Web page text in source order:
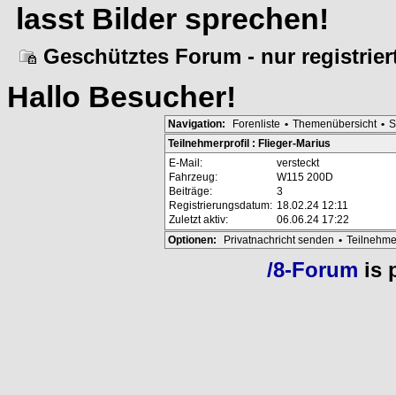
lasst Bilder sprechen!
Geschütztes Forum - nur
Hallo Besucher!
Navigation: Forenliste • Themenübersicht •
Teilnehmerprofil : Flieger-Marius
E-Mail:
versteckt
Fahrzeug:
W115 200D
Beiträge:
3
Registrierungsdatum: 18.02.24 12:11
Zuletzt aktiv:
06.06.24 17:22
Optionen:
Privatnachricht senden •
/8-Forum is